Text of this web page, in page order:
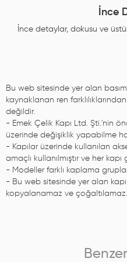
İnce
İnce detaylar, dokusu ve
Bu web sitesinde yer alan
kaynaklanan ren
değildir.
- Emek Çelik Kapı Ltd. Şti.'nin
üzerinde değişiklik yapabilme
- Kapılar üzerinde kullanılan
amaçlı kullanılmıştır ve her
- Modeller farklı kaplama
- Bu web sitesinde yer alan
kopyalanamaz ve çoğaltılamaz.